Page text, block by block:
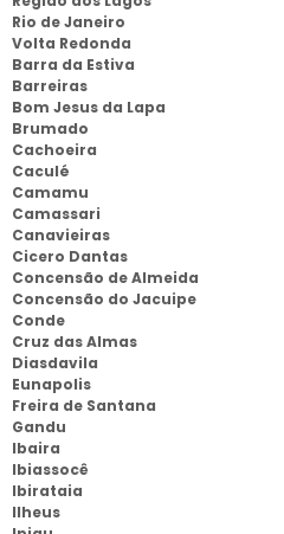
Rio de Janeiro
Volta Redonda
Barra da Estiva
Barreiras
Bom Jesus da Lapa
Brumado
Cachoeira
Caculé
Camamu
Camassari
Canavieiras
Cicero Dantas
Concensão de Almeida
Concensão do Jacuipe
Conde
Cruz das Almas
Diasdavila
Eunapolis
Freira de Santana
Gandu
Ibaira
Ibiassocê
Ibirataia
Ilheus